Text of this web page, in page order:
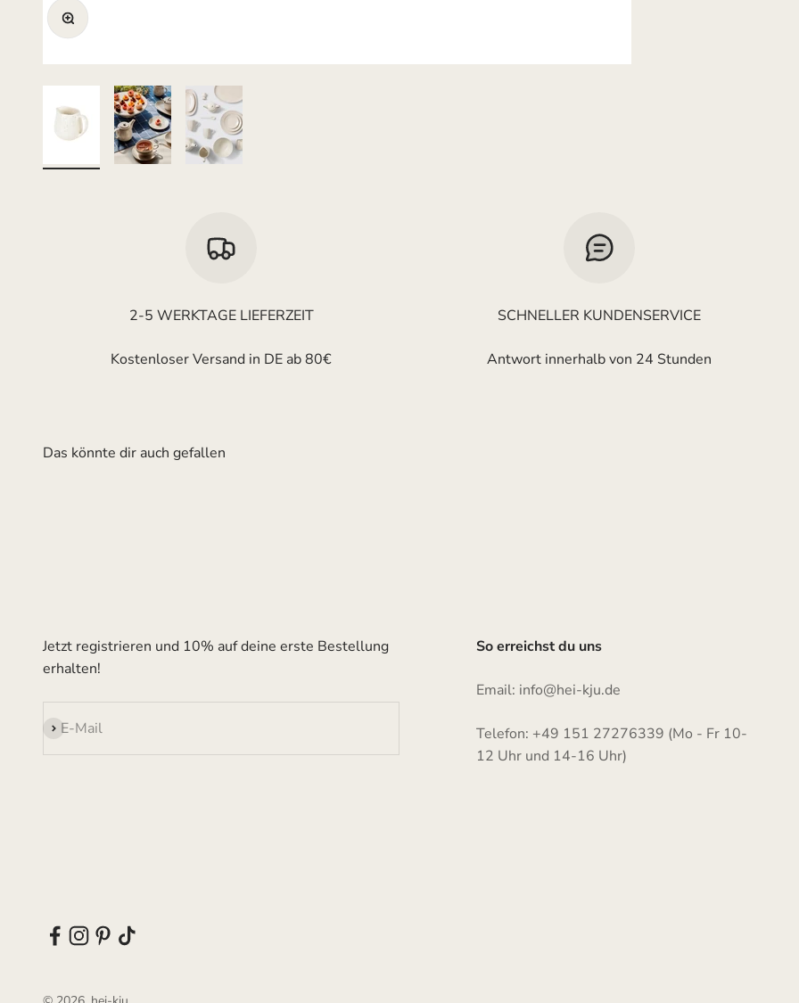
Bild vergrößern
2-5 WERKTAGE LIEFERZEIT
Kostenloser Versand in DE ab 80€
SCHNELLER KUNDENSERVICE
Antwort innerhalb von 24 Stunden
Jetzt registrieren und 10% auf deine erste Bestellung
erhalten!
E-Mail
Abonnieren
So erreichst du uns
Email: info@hei-kju.de
Telefon: +49 151 27276339 (Mo - Fr 10-
12 Uhr und 14-16 Uhr)